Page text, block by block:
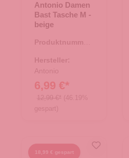
Antonio Damen
Bast Tasche M -
beige
Produktnummer:
Hersteller:
Antonio
6,99 €*
12,99 €* (46.19%
gespart)
18,99 € gespart